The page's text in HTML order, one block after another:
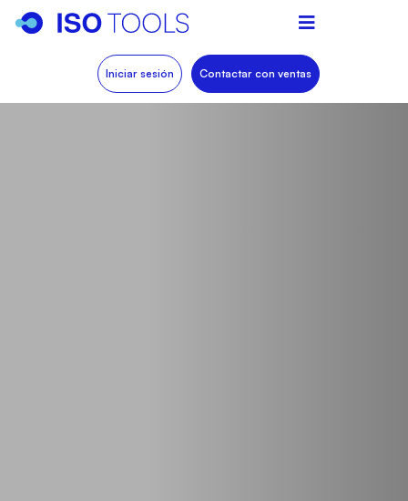
Iniciar sesión Contactar con ventas